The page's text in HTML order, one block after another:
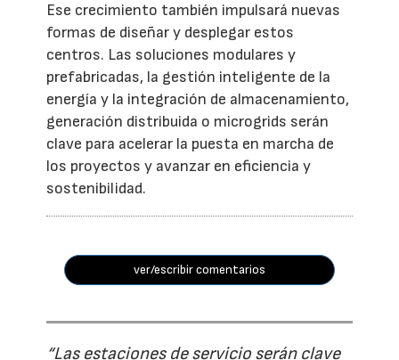
Ese crecimiento también impulsará nuevas
formas de diseñar y desplegar estos
centros. Las soluciones modulares y
prefabricadas, la gestión inteligente de la
energía y la integración de almacenamiento,
generación distribuida o microgrids serán
clave para acelerar la puesta en marcha de
los proyectos y avanzar en eficiencia y
sostenibilidad.
ver/escribir comentarios
“Las estaciones de servicio serán clave